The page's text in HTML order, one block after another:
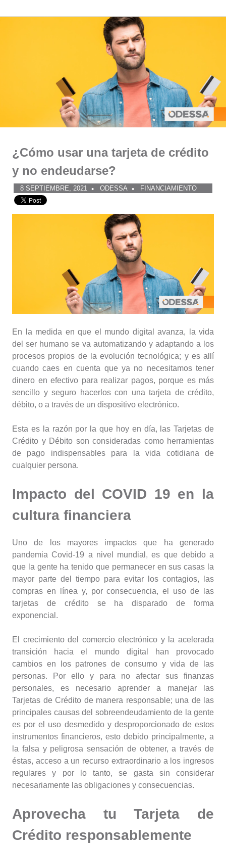
Comunidad
¿Cómo usar una tarjeta de crédito
y no endeudarse?
8 SEPTIEMBRE, 2021 ODESSA FINANCIAMIENTO
En la medida en que el mundo digital avanza, la vida
del ser humano se va automatizando y adaptando a los
procesos propios de la evolución tecnológica; y es allí
cuando caes en cuenta que ya no necesitamos tener
dinero en efectivo para realizar pagos, porque es más
sencillo y seguro hacerlos con una tarjeta de crédito,
débito, o a través de un dispositivo electrónico.
Esta es la razón por la que hoy en día, las Tarjetas de
Crédito y Débito son consideradas como herramientas
de pago indispensables para la vida cotidiana de
cualquier persona.
Impacto del COVID 19 en la
cultura financiera
Uno de los mayores impactos que ha generado
pandemia Covid-19 a nivel mundial, es que debido a
que la gente ha tenido que permanecer en sus casas la
mayor parte del tiempo para evitar los contagios, las
compras en línea y, por consecuencia, el uso de las
tarjetas de crédito se ha disparado de forma
exponencial.
El crecimiento del comercio electrónico y la acelerada
transición hacia el mundo digital han provocado
cambios en los patrones de consumo y vida de las
personas. Por ello y para no afectar sus finanzas
personales, es necesario aprender a manejar las
Tarjetas de Crédito de manera responsable; una de las
principales causas del sobreendeudamiento de la gente
es por el uso desmedido y desproporcionado de estos
instrumentos financieros, esto debido principalmente, a
la falsa y peligrosa sensación de obtener, a través de
éstas, acceso a un recurso extraordinario a los ingresos
regulares y por lo tanto, se gasta sin considerar
necesariamente las obligaciones y consecuencias.
Aprovecha tu Tarjeta de
Crédito responsablemente